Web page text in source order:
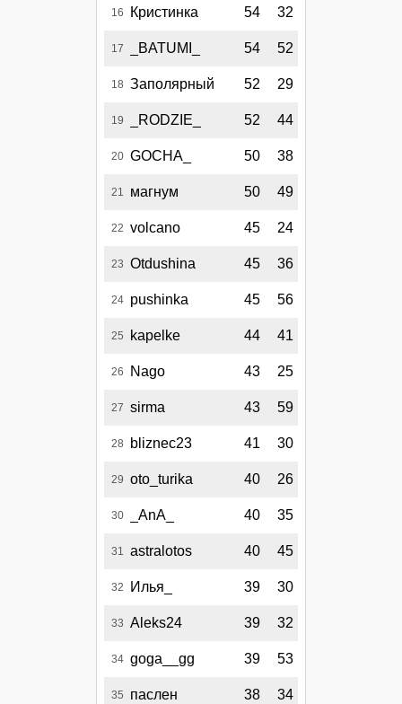
16 Кристинка 54 32
17 _BATUMI_ 54 52
18 Заполярный 52 29
19 _RODZIE_ 52 44
20 GOCHA_ 50 38
21 магнум 50 49
22 volcano 45 24
23 Otdushina 45 36
24 pushinka 45 56
25 kapelke 44 41
26 Nago 43 25
27 sirma 43 59
28 bliznec23 41 30
29 oto_turika 40 26
30 _AnA_ 40 35
31 astralotos 40 45
32 Илья_ 39 30
33 Aleks24 39 32
34 goga__gg 39 53
35 паслен 38 34